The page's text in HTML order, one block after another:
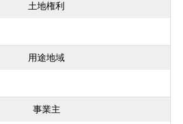
土地権利
用途地域
事業主